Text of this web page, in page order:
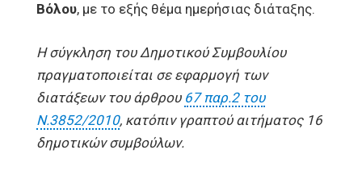
Βόλου, με τo εξής θέμα ημερήσιας διάταξης.
Η σύγκληση του Δημοτικού Συμβουλίου
πραγματοποιείται σε εφαρμογή των
διατάξεων του άρθρου 67 παρ.2 του
Ν.3852/2010, κατόπιν γραπτού αιτήματος 16
δημοτικών συμβούλων.